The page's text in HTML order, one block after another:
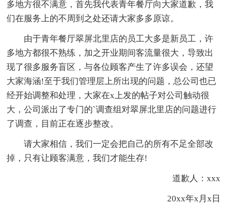
多地方很不满意，首先我代表青年餐厅向大家道歉，我
们在服务上的不周到之处还请大家多多原谅。
由于青年餐厅翠屏北里店的员工大多是新员工，许
多地方都很不熟练，加之开业期间客流量很大，导致出
现了很多服务盲区，与各位顾客产生了许多误会，还望
大家海涵!至于我们管理层上所出现的问题，总公司也已
经开始调整和处理，大家在x上发的帖子对公司触动很
大，公司派出了专门的`调查组对翠屏北里店的问题进行
了调查，目前正在逐步整改。
请大家相信，我们一定会把自己的所有不足全部改
掉，只有让顾客满意，我们才能生存!
道歉人：xxx
20xx年x月x日